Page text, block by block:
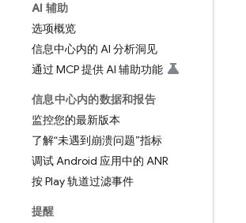
AI 辅助
选项概览
信息中心内的 AI 分析洞见
通过 MCP 提供 AI 辅助功能
信息中心内的数据和报告
监控您的最新版本
了解“未遇到崩溃问题”指标
调试 Android 应用中的 ANR
按 Play 轨道过滤事件
提醒